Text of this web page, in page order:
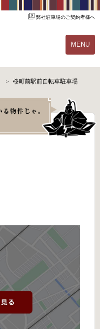
弊社駐車場のご契約者様へ
MENU
ご契約の流れ
駐輪場オーナー様へ
桜町前駅前自転車駐車場